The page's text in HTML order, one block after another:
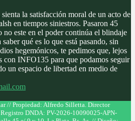
la satisfacción moral de un acto de
en tiempos siniestros. Pasaron 45
no este en el poder continúa el blindaje
qué es lo que está pasando, sin
hegemónicos, te pedimos que, lejos
con INFO135 para que podamos seguir
un espacio de libertad en medio de
// Propiedad: Alfredo Silletta. Director
DNDA: PV-2026-10090025-APN-